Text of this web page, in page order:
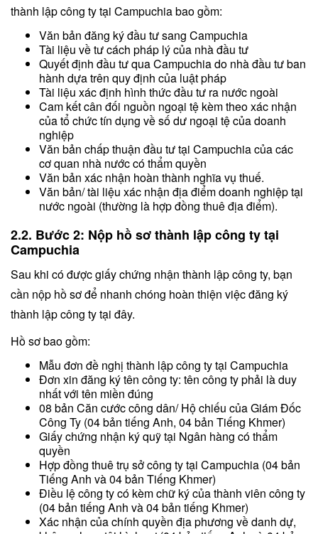
thành lập công ty tại Campuchia bao gồm:
Văn bản đăng ký đầu tư sang Campuchia
Tài liệu về tư cách pháp lý của nhà đầu tư
Quyết định đầu tư qua Campuchia do nhà đầu tư ban
hành dựa trên quy định của luật pháp
Tài liệu xác định hình thức đầu tư ra nước ngoài
Cam kết cân đối nguồn ngoại tệ kèm theo xác nhận
của tổ chức tín dụng về số dư ngoại tệ của doanh
nghiệp
Văn bản chấp thuận đầu tư tại Campuchia của các
cơ quan nhà nước có thẩm quyền
Văn bản xác nhận hoàn thành nghĩa vụ thuế.
Văn bản/ tài liệu xác nhận địa điểm doanh nghiệp tại
nước ngoài (thường là hợp đồng thuê địa điểm).
2.2. Bước 2: Nộp hồ sơ thành lập công ty tại
Campuchia
Sau khi có được giấy chứng nhận thành lập công ty, bạn
cần nộp hồ sơ để nhanh chóng hoàn thiện việc đăng ký
thành lập công ty tại đây.
Hồ sơ bao gồm:
Mẫu đơn đề nghị thành lập công ty tại Campuchia
Đơn xin đăng ký tên công ty: tên công ty phải là duy
nhất với tên miền đúng
08 bản Căn cước công dân/ Hộ chiếu của Giám Đốc
Công Ty (04 bản tiếng Anh, 04 bản Tiếng Khmer)
Giấy chứng nhận ký quỹ tại Ngân hàng có thẩm
quyền
Hợp đồng thuê trụ sở công ty tại Campuchia (04 bản
Tiếng Anh và 04 bản Tiếng Khmer)
Điều lệ công ty có kèm chữ ký của thành viên công ty
(04 bản tiếng Anh và 04 bản tiếng Khmer)
Xác nhận của chính quyền địa phương về danh dự,